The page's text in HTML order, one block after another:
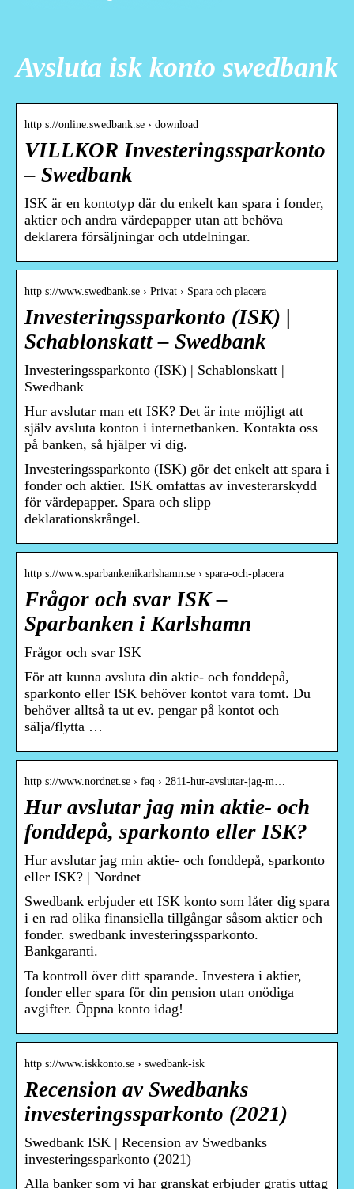
Avsluta isk konto swedbank
http s://online.swedbank.se › download
VILLKOR Investeringssparkonto
– Swedbank
ISK är en kontotyp där du enkelt kan spara i fonder,
aktier och andra värdepapper utan att behöva
deklarera försäljningar och utdelningar.
http s://www.swedbank.se › Privat › Spara och placera
Investeringssparkonto (ISK) |
Schablonskatt – Swedbank
Investeringssparkonto (ISK) | Schablonskatt |
Swedbank
Hur avslutar man ett ISK? Det är inte möjligt att
själv avsluta konton i internetbanken. Kontakta oss
på banken, så hjälper vi dig.
Investeringssparkonto (ISK) gör det enkelt att spara i
fonder och aktier. ISK omfattas av investerarskydd
för värdepapper. Spara och slipp
deklarationskrångel.
http s://www.sparbankenikarlshamn.se › spara-och-placera
Frågor och svar ISK –
Sparbanken i Karlshamn
Frågor och svar ISK
För att kunna avsluta din aktie- och fonddepå,
sparkonto eller ISK behöver kontot vara tomt. Du
behöver alltså ta ut ev. pengar på kontot och
sälja/flytta …
http s://www.nordnet.se › faq › 2811-hur-avslutar-jag-m…
Hur avslutar jag min aktie- och
fonddepå, sparkonto eller ISK?
Hur avslutar jag min aktie- och fonddepå, sparkonto
eller ISK? | Nordnet
Swedbank erbjuder ett ISK konto som låter dig spara
i en rad olika finansiella tillgångar såsom aktier och
fonder. swedbank investeringssparkonto.
Bankgaranti.
Ta kontroll över ditt sparande. Investera i aktier,
fonder eller spara för din pension utan onödiga
avgifter. Öppna konto idag!
http s://www.iskkonto.se › swedbank-isk
Recension av Swedbanks
investeringssparkonto (2021)
Swedbank ISK | Recension av Swedbanks
investeringssparkonto (2021)
Alla banker som vi har granskat erbjuder gratis uttag